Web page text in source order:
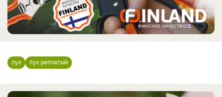
лук лук репчатый